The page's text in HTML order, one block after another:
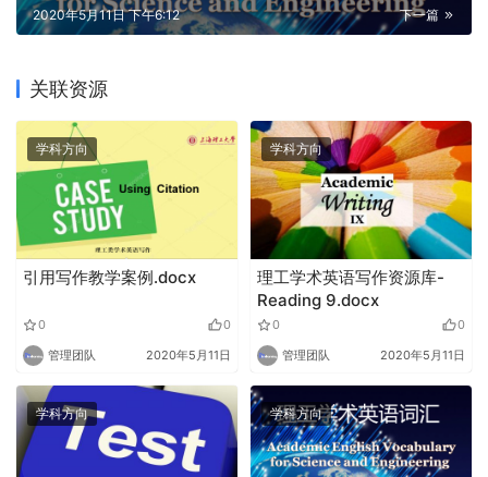
下一篇
2020年5月11日 下午6:12
关联资源
学科方向
引用写作教学案例.docx
0 0
管理团队 2020年5月11日
学科方向
理工学术英语写作资源库-
Reading 9.docx
0 0
管理团队 2020年5月11日
学科方向 学科方向